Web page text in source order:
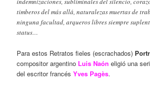
timberos del más allá, naturalezas muertas de
ninguna facultad, arqueros libres siempre
status…
Para estos Retratos fieles (escrachados)
compositor argentino Luis Naón eligió una
del escritor francésYves Pagès.